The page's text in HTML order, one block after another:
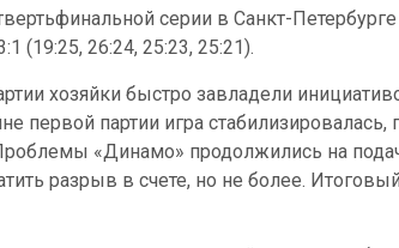
серии в Санкт-
(19:25, 26:24, 25:23, 25:21).
хозяйки быстро завладели
первой партии игра
«Динамо» продолжились на
разрыв в счете, но не более.